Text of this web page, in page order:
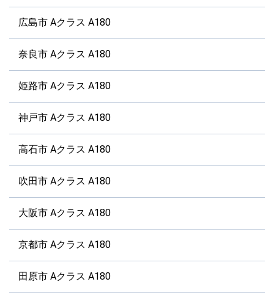
広島市 Aクラス A180
奈良市 Aクラス A180
姫路市 Aクラス A180
神戸市 Aクラス A180
高石市 Aクラス A180
吹田市 Aクラス A180
大阪市 Aクラス A180
京都市 Aクラス A180
田原市 Aクラス A180